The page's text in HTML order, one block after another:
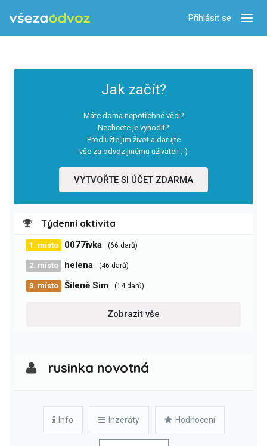
Přihlásit se
Jak začít?
Máte doma nepotřebné věci?
Nechcete je vyhodit?
Prodlužte jim život a darujte
vše za odvoz jinému uživateli :-)
VYTVOŘTE SI ÚČET ZDARMA
Týdenní aktivita
1. místo 0077ivka (66 darů)
2. místo helena (46 darů)
3. místo Šíleně Sim (14 darů)
Zobrazit vše
rusinka novotná
Info Inzeráty Hodnocení